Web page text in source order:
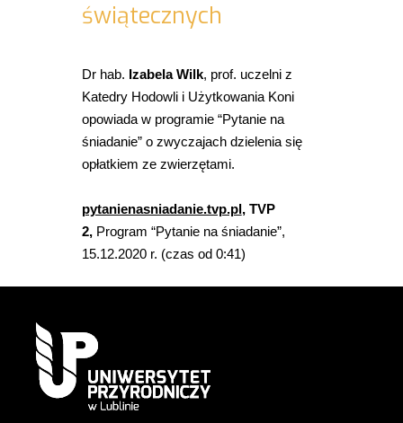
świątecznych
Dr hab. Izabela Wilk, prof. uczelni z
Katedry Hodowli i Użytkowania Koni
opowiada w programie “Pytanie na
śniadanie” o zwyczajach dzielenia się
opłatkiem ze zwierzętami.
pytanienasniadanie.tvp.pl, TVP
2,Program “Pytanie na śniadanie”,
15.12.2020 r. (czas od 0:41)